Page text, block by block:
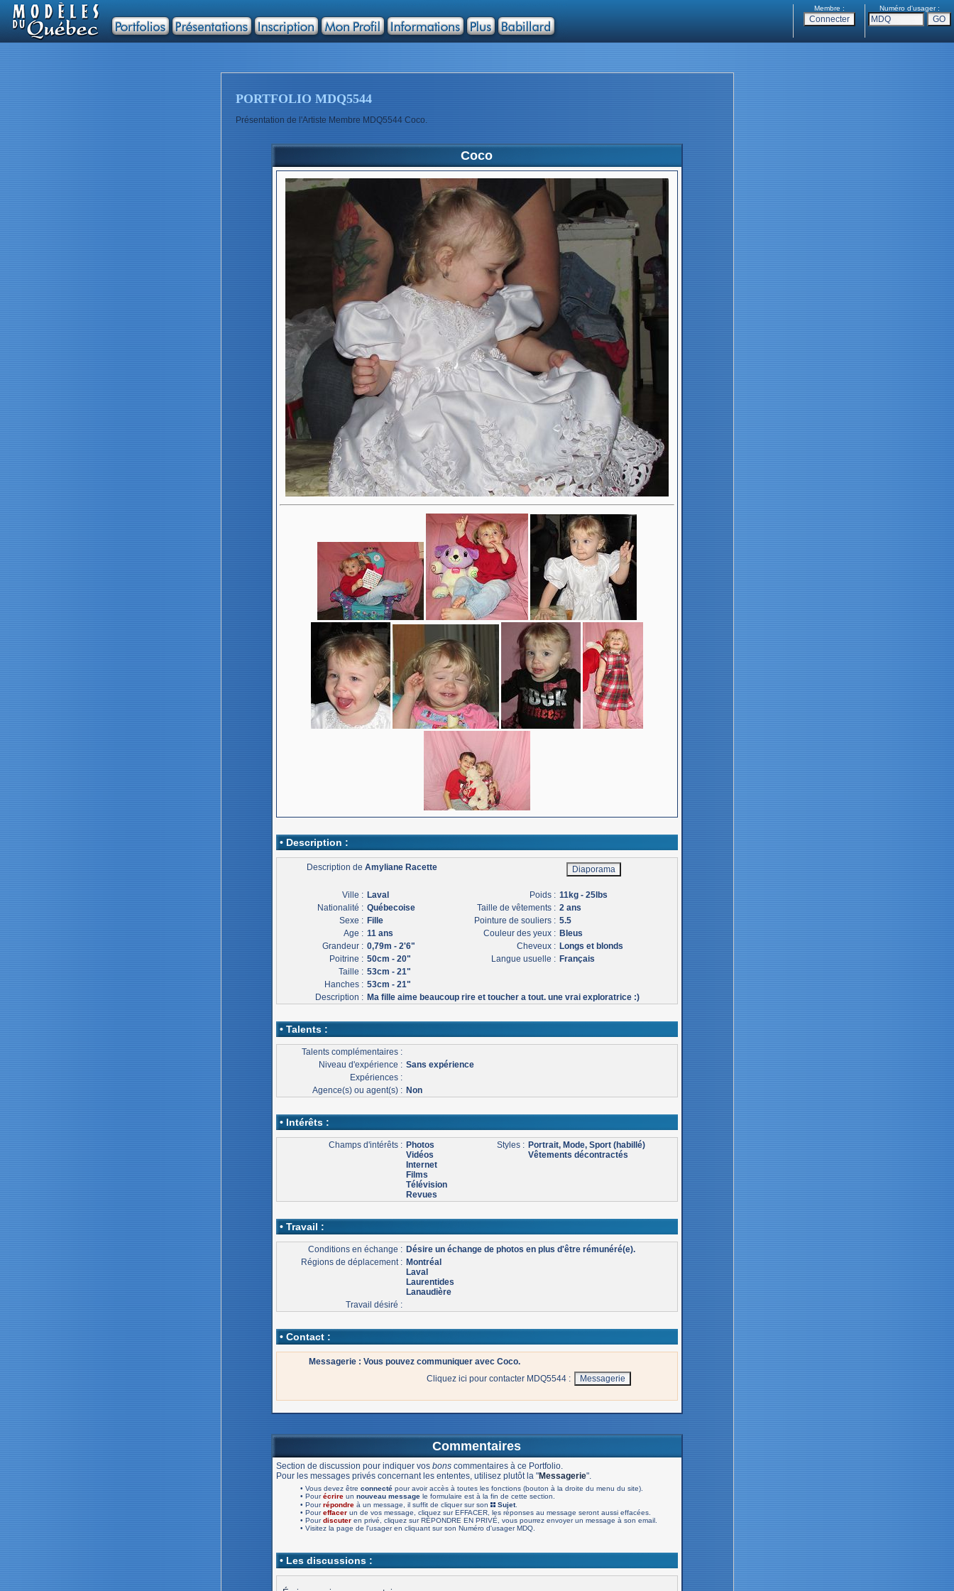
Membre : Numéro d'usager :
PORTFOLIO MDQ5544
Présentation de l'Artiste Membre MDQ5544 Coco.
Coco
• Description :
Description deAmyliane Racette
Ville : Laval
Nationalité : Québecoise
Sexe : Fille
Age : 11 ans
Grandeur : 0,79m - 2'6"
Poitrine : 50cm - 20"
Taille : 53cm - 21"
Hanches : 53cm - 21"
Poids : 11kg - 25lbs
Taille de vêtements : 2 ans
Pointure de souliers : 5.5
Couleur des yeux : Bleus
Cheveux : Longs et blonds
Langue usuelle : Français
Description : Ma fille aime beaucoup rire et toucher a tout. une vrai exploratrice :)
• Talents :
Talents complémentaires :
Niveau d'expérience : Sans expérience
Expériences :
Agence(s) ou agent(s) : Non
• Intérêts :
Champs d'intérêts : Photos
Vidéos
Internet
Films
Télévision
Revues
Styles : Portrait, Mode, Sport (habillé)
Vêtements décontractés
• Travail :
Conditions en échange : Désire un échange de photos en plus d'être rémunéré(e).
Régions de déplacement : Montréal
Laval
Laurentides
Lanaudière
Travail désiré :
• Contact :
Messagerie : Vous pouvez communiquer avec Coco.
Cliquez ici pour contacter MDQ5544 :
Commentaires
Section de discussion pour indiquer vos bonscommentaires à ce Portfolio.
Pour les messages privés concernant les ententes, utilisez plutôt la "Messagerie".
• Vous devez être connectépour avoir accès à toutes les fonctions (bouton à la droite du menu du site).
• Pourécrireun nouveau messagele formulaire est à la fin de cette section.
• Pourrépondreà un message, il suffit de cliquer sur son Sujet.
• Poureffacerun de vos message, cliquez sur EFFACER, les réponses au message seront aussi effacées.
• Pourdiscuteren privé, cliquez sur RÉPONDRE EN PRIVÉ, vous pourrez envoyer un message à son email.
• Visitez la page de l'usager en cliquant sur son Numéro d'usager MDQ.
• Les discussions :